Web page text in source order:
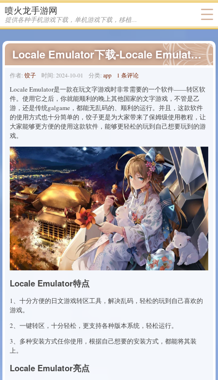
喷火龙手游网
提供各种手机游戏下载，单机游戏下载，移植游戏下载
饺子 发布的文章
Locale Emulator下载-Locale Emulator(转区软件)官网版最新下载v2.5.0.1
作者: 饺子 时间: 2024-10-01 分类: app 1 条评论
Locale Emulator是一款在玩文字游戏时非常需要的一个软件——转区软
件。使用它之后，你就能顺利的晚上其他国家的文字游戏，不管是乙
游，还是传统galgame，都能无乱码的、顺利的运行。并且，这款软件
的使用方式也十分简单的，饺子更是为大家带来了保姆级使用教程，让
大家能够更方便的使用这款软件，能够更轻松的玩到自己想要玩到的游
戏。
Locale Emulator特点
1、十分方便的日文游戏转区工具，解决乱码，轻松的玩到自己喜欢的
游戏。
2、一键转区，十分轻松，更支持各种版本系统，轻松运行。
3、多种安装方式任你使用，根据自己想要的安装方式，都能将其装
上。
Locale Emulator亮点